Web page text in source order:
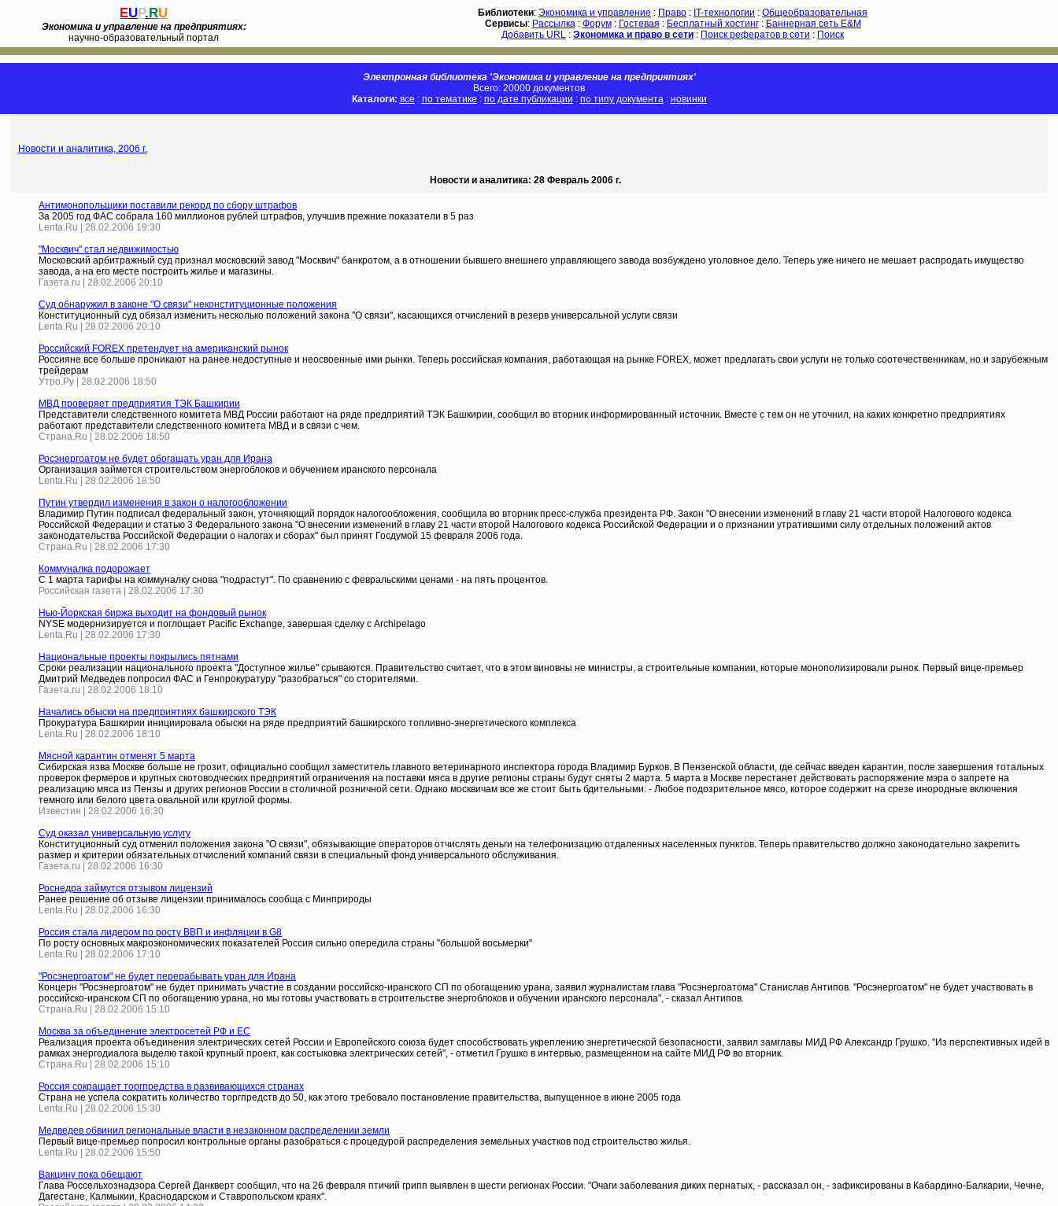
EUP.RU
Экономика и управление на предприятиях:
научно-образовательный портал
Библиотеки: Экономика и управление : Право : IT-технологии : Общеобразовательная
Сервисы: Рассылка: Форум: Гостевая : Бесплатный хостинг: Баннерная сеть E&M
Добавить URL : Экономика и право в сети : Поиск рефератов в сети : Поиск
Электронная библиотека 'Экономика и управление на предприятиях'
Всего: 20000 документов
Каталоги: все : по тематике : по дате публикации : по типу документа: новинки
Новости и аналитика, 2006 г.
Новости и аналитика: 28 Февраль 2006 г.
Антимонопольщики поставили рекорд по сбору штрафов
За 2005 год ФАС собрала 160 миллионов рублей штрафов, улучшив прежние показатели в 5 раз
Lenta.Ru | 28.02.2006 19:30
"Москвич" стал недвижимостью
Московский арбитражный суд признал московский завод "Москвич" банкротом, а в отношении бывшего внешнего управляющего завода возбуждено уголовное дело. Теперь уже ничего не мешает распродать имущество
завода, а на его месте построить жилье и магазины.
Газета.ru | 28.02.2006 20:10
Суд обнаружил в законе "О связи" неконституционные положения
Конституционный суд обязал изменить несколько положений закона "О связи", касающихся отчислений в резерв универсальной услуги связи
Lenta.Ru | 28.02.2006 20:10
Российский FOREX претендует на американский рынок
Россияне все больше проникают на ранее недоступные и неосвоенные ими рынки. Теперь российская компания, работающая на рынке FOREX, может предлагать свои услуги не только соотечественникам, но и зарубежным
трейдерам
Утро.Ру | 28.02.2006 18:50
МВД проверяет предприятия ТЭК Башкирии
Представители следственного комитета МВД России работают на ряде предприятий ТЭК Башкирии, сообщил во вторник информированный источник. Вместе с тем он не уточнил, на каких конкретно предприятиях
работают представители следственного комитета МВД и в связи с чем.
Страна.Ru | 28.02.2006 18:50
Росэнергоатом не будет обогащать уран для Ирана
Организация займется строительством энергоблоков и обучением иранского персонала
Lenta.Ru | 28.02.2006 18:50
Путин утвердил изменения в закон о налогообложении
Владимир Путин подписал федеральный закон, уточняющий порядок налогообложения, сообщила во вторник пресс-служба президента РФ. Закон "О внесении изменений в главу 21 части второй Налогового кодекса
Российской Федерации и статью 3 Федерального закона "О внесении изменений в главу 21 части второй Налогового кодекса Российской Федерации и о признании утратившими силу отдельных положений актов
законодательства Российской Федерации о налогах и сборах" был принят Госдумой 15 февраля 2006 года.
Страна.Ru | 28.02.2006 17:30
Коммуналка подорожает
С 1 марта тарифы на коммуналку снова "подрастут". По сравнению с февральскими ценами - на пять процентов.
Российская газета | 28.02.2006 17:30
Нью-Йоркская биржа выходит на фондовый рынок
NYSE модернизируется и поглощает Pacific Exchange, завершая сделку с Archipelago
Lenta.Ru | 28.02.2006 17:30
Национальные проекты покрылись пятнами
Cроки реализации национального проекта "Доступное жилье" срываются. Правительство считает, что в этом виновны не министры, а строительные компании, которые монополизировали рынок. Первый вице-премьер
Дмитрий Медведев попросил ФАС и Генпрокуратуру "разобраться" со сторителями.
Газета.ru | 28.02.2006 18:10
Начались обыски на предприятиях башкирского ТЭК
Прокуратура Башкирии инициировала обыски на ряде предприятий башкирского топливно-энергетического комплекса
Lenta.Ru | 28.02.2006 18:10
Мясной карантин отменят 5 марта
Сибирская язва Москве больше не грозит, официально сообщил заместитель главного ветеринарного инспектора города Владимир Бурков. В Пензенской области, где сейчас введен карантин, после завершения тотальных
проверок фермеров и крупных скотоводческих предприятий ограничения на поставки мяса в другие регионы страны будут сняты 2 марта. 5 марта в Москве перестанет действовать распоряжение мэра о запрете на
реализацию мяса из Пензы и других регионов России в столичной розничной сети. Однако москвичам все же стоит быть бдительными: - Любое подозрительное мясо, которое содержит на срезе инородные включения
темного или белого цвета овальной или круглой формы.
Известия | 28.02.2006 16:30
Суд оказал универсальную услугу
Конституционный суд отменил положения закона "О связи", обязывающие операторов отчислять деньги на телефонизацию отдаленных населенных пунктов. Теперь правительство должно законодательно закрепить
размер и критерии обязательных отчислений компаний связи в специальный фонд универсального обслуживания.
Газета.ru | 28.02.2006 16:30
Роснедра займутся отзывом лицензий
Ранее решение об отзыве лицензии принималось сообща с Минприроды
Lenta.Ru | 28.02.2006 16:30
Россия стала лидером по росту ВВП и инфляции в G8
По росту основных макроэкономических показателей Россия сильно опередила страны "большой восьмерки"
Lenta.Ru | 28.02.2006 17:10
"Росэнергоатом" не будет перерабывать уран для Ирана
Концерн "Росэнергоатом" не будет принимать участие в создании российско-иранского СП по обогащению урана, заявил журналистам глава "Росэнергоатома" Станислав Антипов. "Росэнергоатом" не будет участвовать в
российско-иранском СП по обогащению урана, но мы готовы участвовать в строительстве энергоблоков и обучении иранского персонала", - сказал Антипов.
Страна.Ru | 28.02.2006 15:10
Москва за объединение электросетей РФ и ЕС
Реализация проекта объединения электрических сетей России и Европейского союза будет способствовать укреплению энергетической безопасности, заявил замглавы МИД РФ Александр Грушко. "Из перспективных идей в
рамках энергодиалога выделю такой крупный проект, как состыковка электрических сетей", - отметил Грушко в интервью, размещенном на сайте МИД РФ во вторник.
Страна.Ru | 28.02.2006 15:10
Россия сокращает торгпредства в развивающихся странах
Страна не успела сократить количество торгпредств до 50, как этого требовало постановление правительства, выпущенное в июне 2005 года
Lenta.Ru | 28.02.2006 15:30
Медведев обвинил региональные власти в незаконном распределении земли
Первый вице-премьер попросил контрольные органы разобраться с процедурой распределения земельных участков под строительство жилья.
Lenta.Ru | 28.02.2006 15:50
Вакцину пока обещают
Глава Россельхознадзора Сергей Данкверт сообщил, что на 26 февраля птичий грипп выявлен в шести регионах России. "Очаги заболевания диких пернатых, - рассказал он, - зафиксированы в Кабардино-Балкарии, Чечне,
Дагестане, Калмыкии, Краснодарском и Ставропольском краях".